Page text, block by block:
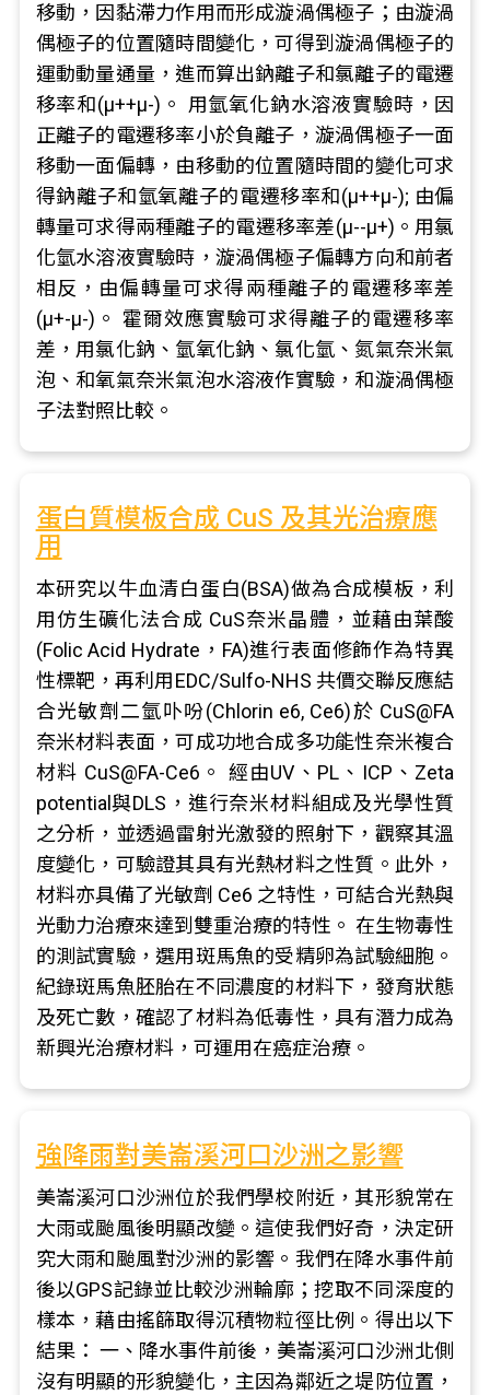
移動，因黏滯力作用而形成漩渦偶極子；由漩渦
偶極子的位置隨時間變化，可得到漩渦偶極子的
運動動量通量，進而算出鈉離子和氯離子的電遷
移率和(μ++μ-)。 用氫氧化鈉水溶液實驗時，因
正離子的電遷移率小於負離子，漩渦偶極子一面
移動一面偏轉，由移動的位置隨時間的變化可求
得鈉離子和氫氧離子的電遷移率和(μ++μ-); 由偏
轉量可求得兩種離子的電遷移率差(μ--μ+)。用氯
化氫水溶液實驗時，漩渦偶極子偏轉方向和前者
相反，由偏轉量可求得兩種離子的電遷移率差
(μ+-μ-)。 霍爾效應實驗可求得離子的電遷移率
差，用氯化鈉、氫氧化鈉、氯化氫、氮氣奈米氣
泡、和氧氣奈米氣泡水溶液作實驗，和漩渦偶極
子法對照比較。
蛋白質模板合成 CuS 及其光治療應
用
本研究以牛血清白蛋白(BSA)做為合成模板，利
用仿生礦化法合成 CuS奈米晶體，並藉由葉酸
(Folic Acid Hydrate，FA)進行表面修飾作為特異
性標靶，再利用EDC/Sulfo-NHS 共價交聯反應結
合光敏劑二氫卟吩(Chlorin e6, Ce6)於 CuS@FA
奈米材料表面，可成功地合成多功能性奈米複合
材料 CuS@FA-Ce6。 經由UV、PL、ICP、Zeta
potential與DLS，進行奈米材料組成及光學性質
之分析，並透過雷射光激發的照射下，觀察其溫
度變化，可驗證其具有光熱材料之性質。此外，
材料亦具備了光敏劑 Ce6 之特性，可結合光熱與
光動力治療來達到雙重治療的特性。 在生物毒性
的測試實驗，選用斑馬魚的受精卵為試驗細胞。
紀錄斑馬魚胚胎在不同濃度的材料下，發育狀態
及死亡數，確認了材料為低毒性，具有潛力成為
新興光治療材料，可運用在癌症治療。
強降雨對美崙溪河口沙洲之影響
美崙溪河口沙洲位於我們學校附近，其形貌常在
大雨或颱風後明顯改變。這使我們好奇，決定研
究大雨和颱風對沙洲的影響。我們在降水事件前
後以GPS記錄並比較沙洲輪廓；挖取不同深度的
樣本，藉由搖篩取得沉積物粒徑比例。得出以下
結果： 一、降水事件前後，美崙溪河口沙洲北側
沒有明顯的形貌變化，主因為鄰近之堤防位置，